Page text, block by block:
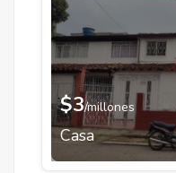
$3/millones
Casa